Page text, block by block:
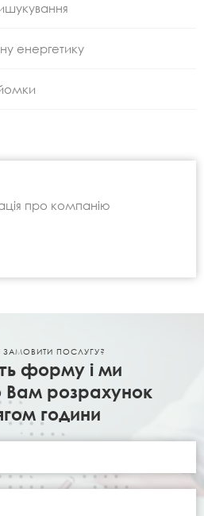
енергетику
про компанію
ЗАМОВИТИ ПОСЛУГУ?
форму і ми
розрахунок
години